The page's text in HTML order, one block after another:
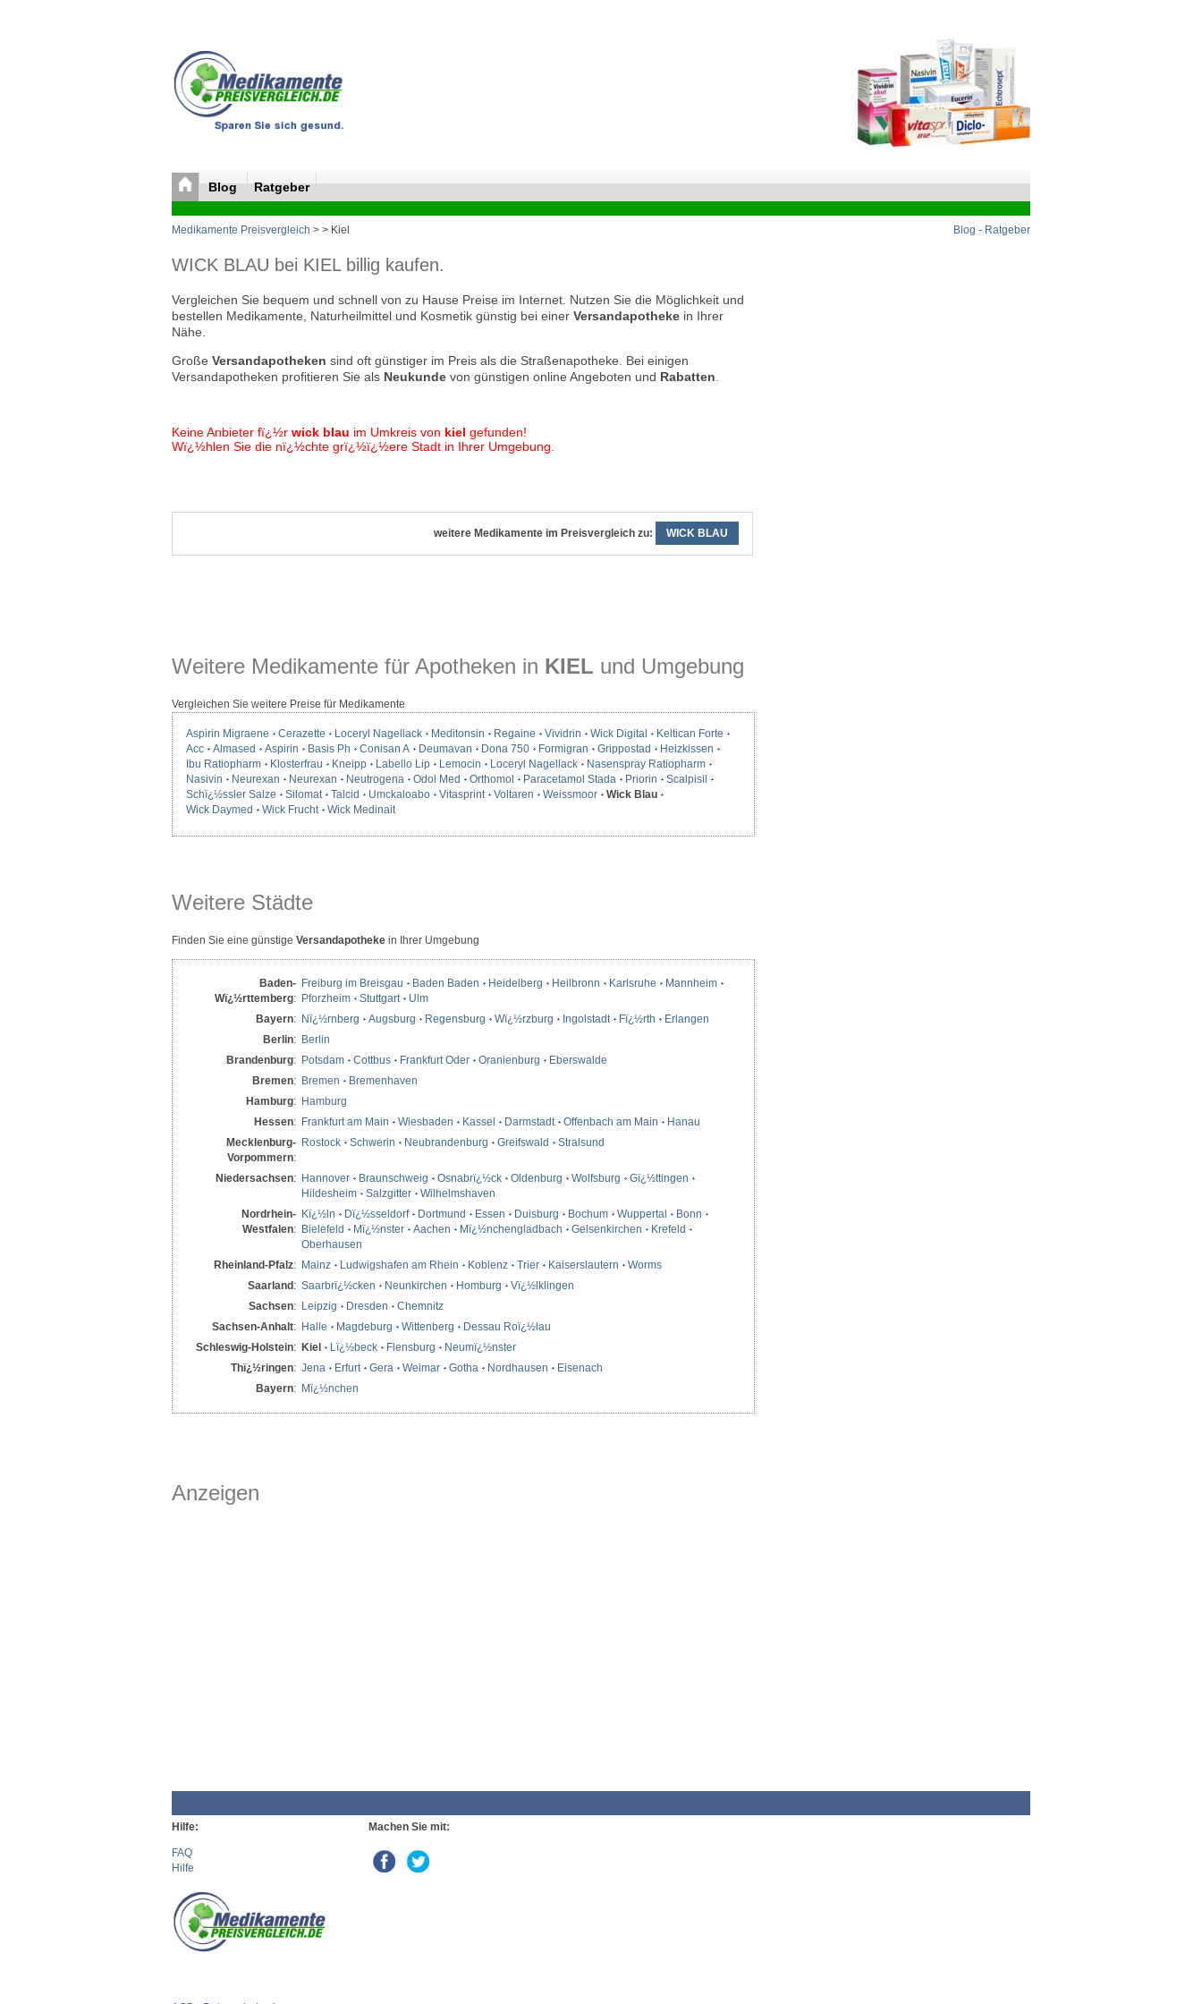
Blog Ratgeber
Medikamente Preisvergleich > > Kiel Blog - Ratgeber
WICK BLAU bei KIEL billig kaufen.
Vergleichen Sie bequem und schnell von zu Hause Preise im Internet. Nutzen Sie die Möglichkeit und
bestellen Medikamente, Naturheilmittel und Kosmetik günstig bei einer Versandapotheke in Ihrer
Nähe.
Große Versandapotheken sind oft günstiger im Preis als die Straßenapotheke. Bei einigen
Versandapotheken profitieren Sie als Neukunde von günstigen online Angeboten und Rabatten
Keine Anbieter fï¿½r wick blau im Umkreis von kiel gefunden!
Wï¿½hlen Sie die nï¿½chte grï¿½ï¿½ere Stadt in Ihrer Umgebung.
weitere Medikamente im Preisvergleich zu: WICK BLAU
Weitere Medikamente für Apotheken in KIEL und Umgebung
Vergleichen Sie weitere Preise für Medikamente
Aspirin Migraene Cerazette Loceryl Nagellack Meditonsin Regaine Vividrin Wick Digital
Keltican Forte
Acc
Almased Aspirin Basis Ph Conisan A Deumavan Dona 750 Formigran Grippostad
Heizkissen
Ibu Ratiopharm
Klosterfrau Kneipp Labello Lip Lemocin Loceryl Nagellack
Nasenspray Ratiopharm
Nasivin
Neurexan Neurexan Neutrogena Odol Med Orthomol Paracetamol Stada Priorin
Scalpisil
Schï¿½ssler Salze
Silomat Talcid Umckaloabo Vitasprint Voltaren Weissmoor
Wick Blau
Wick Daymed
Wick Frucht Wick Medinait
Weitere Städte
Finden Sie eine günstige Versandapotheke in Ihrer Umgebung
Baden-
Wï¿½rttemberg:
Freiburg im Breisgau Baden Baden Heidelberg Heilbronn Karlsruhe
Mannheim
Pforzheim
Stuttgart
Ulm
Bayern: Nï¿½rnberg Augsburg Regensburg Wï¿½rzburg Ingolstadt Fï¿½rth
Erlangen
Berlin: Berlin
Brandenburg: Potsdam Cottbus Frankfurt Oder Oranienburg
Eberswalde
Bremen: Bremen
Bremenhaven
Hamburg: Hamburg
Hessen: Frankfurt am Main Wiesbaden Kassel Darmstadt Offenbach am Main
Hanau
Mecklenburg-
Vorpommern:
Rostock Schwerin Neubrandenburg Greifswald Stralsund
Niedersachsen: Hannover Braunschweig Osnabrï¿½ck Oldenburg Wolfsburg
Gï¿½ttingen
Hildesheim
Salzgitter
Wilhelmshaven
Nordrhein-
Westfalen:
Kï¿½ln Dï¿½sseldorf Dortmund Essen Duisburg Bochum Wuppertal
Bonn
Bielefeld
Mï¿½nster Aachen Mï¿½nchengladbach Gelsenkirchen
Krefeld
Oberhausen
Rheinland-Pfalz: Mainz Ludwigshafen am Rhein Koblenz Trier Kaiserslautern
Worms
Saarland: Saarbrï¿½cken Neunkirchen Homburg
Vï¿½lklingen
Sachsen: Leipzig Dresden
Chemnitz
Sachsen-Anhalt: Halle Magdeburg Wittenberg
Dessau Roï¿½lau
Schleswig-Holstein: Kiel Lï¿½beck Flensburg
Neumï¿½nster
Thï¿½ringen: Jena Erfurt Gera Weimar Gotha Nordhausen
Eisenach
Bayern: Mï¿½nchen
Anzeigen
Hilfe:
FAQ
Hilfe
Machen Sie mit: